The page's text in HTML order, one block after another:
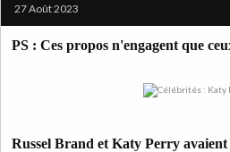
27 Août 2023
PS : Ces propos n'engagent que
Russel Brand et Katy Perry